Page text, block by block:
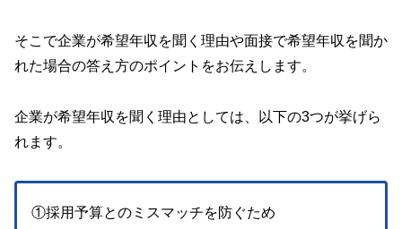
そこで企業が希望年収を聞く理由や面接で希望年収を聞か
れた場合の答え方のポイントをお伝えします。
企業が希望年収を聞く理由としては、以下の3つが挙げら
れます。
①採用予算とのミスマッチを防ぐため